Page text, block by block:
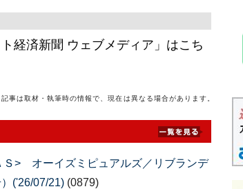
経済新聞 ウェブメディア」はこち
記事は取材・執筆時の情報で、現在は異なる場合があります。
> オーイズミピュアルズ／リブランデ
('26/07/21) (0879)